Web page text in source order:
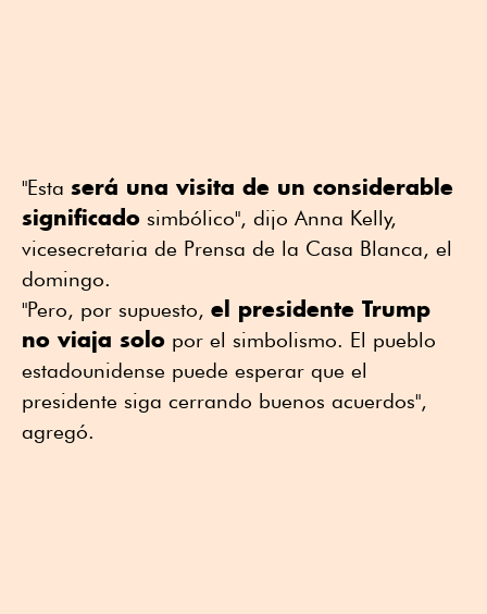
"Esta será una visita de un considerable
significado simbólico", dijo Anna Kelly,
vicesecretaria de Prensa de la Casa Blanca, el
domingo.
"Pero, por supuesto, el presidente Trump
no viaja solo por el simbolismo. El pueblo
estadounidense puede esperar que el
presidente siga cerrando buenos acuerdos",
agregó.